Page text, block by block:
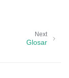
Next
Glosar